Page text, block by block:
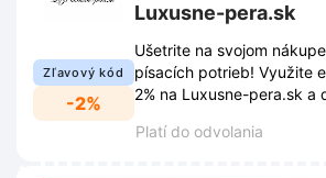
Zľavový kód
-2%
Luxusne-pera.sk
Ušetrite na svojom
písacích potrieb! Využite
2% na Luxusne-pera.sk a
Platí do odvolania